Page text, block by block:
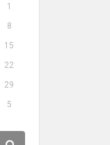
1
8
15
22
29
5